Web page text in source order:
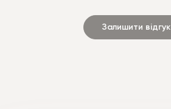
Залишити відгук